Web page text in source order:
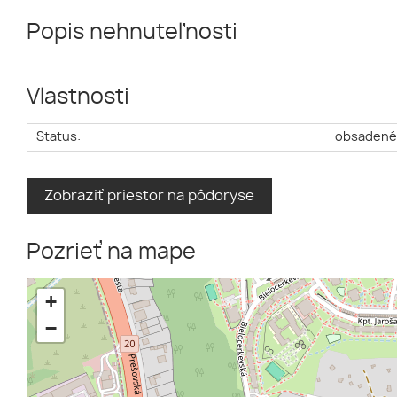
Popis nehnuteľnosti
Vlastnosti
Status: obsadené
Zobraziť priestor na pôdoryse
Pozrieť na mape
+
−